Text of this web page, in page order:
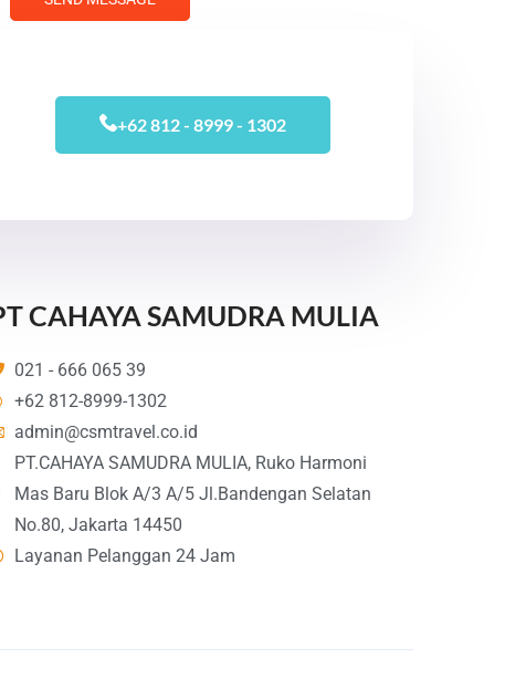
+62 812 - 8999 - 1302
CAHAYA SAMUDRA MULIA
021 - 666 065 39
+62 812-8999-1302
admin@csmtravel.co.id
PT.CAHAYA SAMUDRA MULIA, Ruko Harmoni
Mas Baru Blok A/3 A/5 Jl.Bandengan Selatan
No.80, Jakarta 14450
Layanan Pelanggan 24 Jam